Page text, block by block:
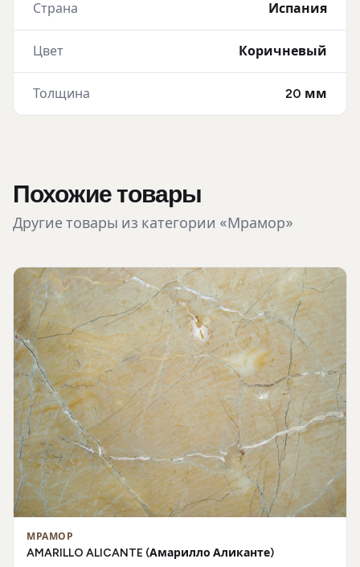
Страна Испания
Цвет Коричневый
Толщина 20 мм
Похожие товары
Другие товары из категории «Мрамор»
МРАМОР
AMARILLO ALICANTE (Амарилло Аликанте)